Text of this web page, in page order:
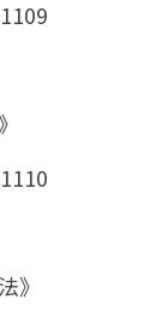
》